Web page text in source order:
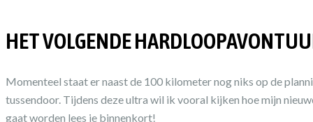
HET VOLGENDE
Momenteel staat er naast de 100 kilometer nog niks op de
tussendoor. Tijdens deze ultra wil ik vooral kijken hoe mijn
gaat worden lees je binnenkort!